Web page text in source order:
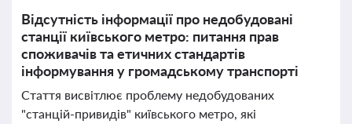
Відсутність інформації про недобудовані
станції київського метро: питання прав
споживачів та етичних стандартів
інформування у громадському транспорті
Стаття висвітлює проблему недобудованих
"станцій-привидів" київського метро, які